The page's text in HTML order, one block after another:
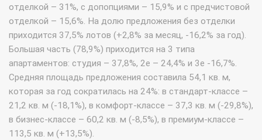
отделкой – 31%, с допопциями – 15,9% и с предчистовой
отделкой – 15,6%. На долю предложения без отделки
приходится 37,5% лотов (+2,8% за месяц, -16,2% за год).
Большая часть (78,9%) приходится на 3 типа
апартаментов: студия – 37,8%, 2е – 24,4% и 3е -16,7%.
Средняя площадь предложения составила 54,1 кв. м,
которая за год сократилась на 24%: в стандарт-классе –
21,2 кв. м (-18,1%), в комфорт-классе – 37,3 кв. м (-29,8%),
в бизнес-классе – 60,2 кв. м (-8,5%), в премиум-классе –
113,5 кв. м (+13,5%).